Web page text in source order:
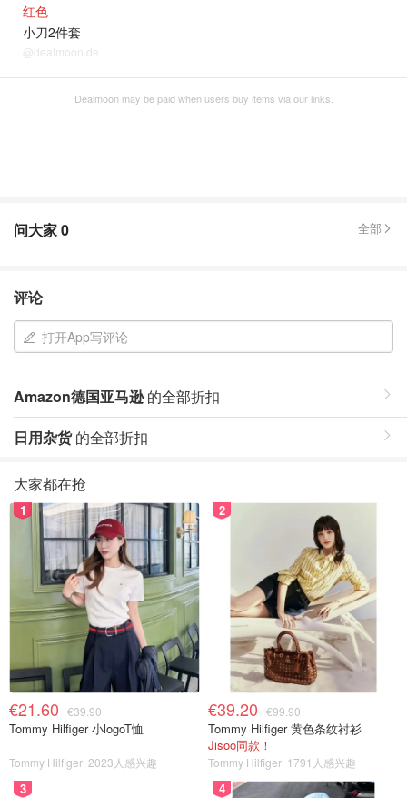
红色
小刀2件套
@dealmoon.de
Dealmoon may be paid when users buy items via our links.
问大家0 全部
评论
打开App写评论
Amazon德国亚马逊的全部折扣
日用杂货的全部折扣
大家都在抢
1
€21.60 €39.90
Tommy Hilfiger 小logoT恤
Tommy Hilfiger 2023人感兴趣
2
€39.20 €99.90
Tommy Hilfiger 黄色条纹衬衫
Jisoo同款！
Tommy Hilfiger 1791人感兴趣
3 4